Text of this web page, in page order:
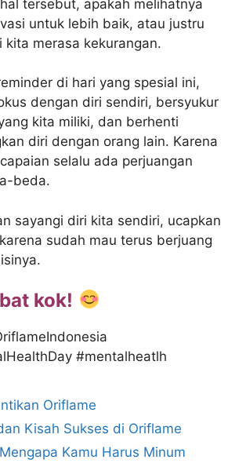
tersebut, apakah melihatnya
untuk lebih baik, atau justru
merasa kekurangan.
di hari yang spesial ini,
dengan diri sendiri, bersyukur
kita miliki, dan berhenti
diri dengan orang lain. Karena
selalu ada perjuangan
beda.
sayangi diri kita sendiri, ucapkan
sudah mau terus berjuang
kok!
#mentalheatlh
Oriflame
Kisah Sukses di Oriflame
Kamu Harus Minum